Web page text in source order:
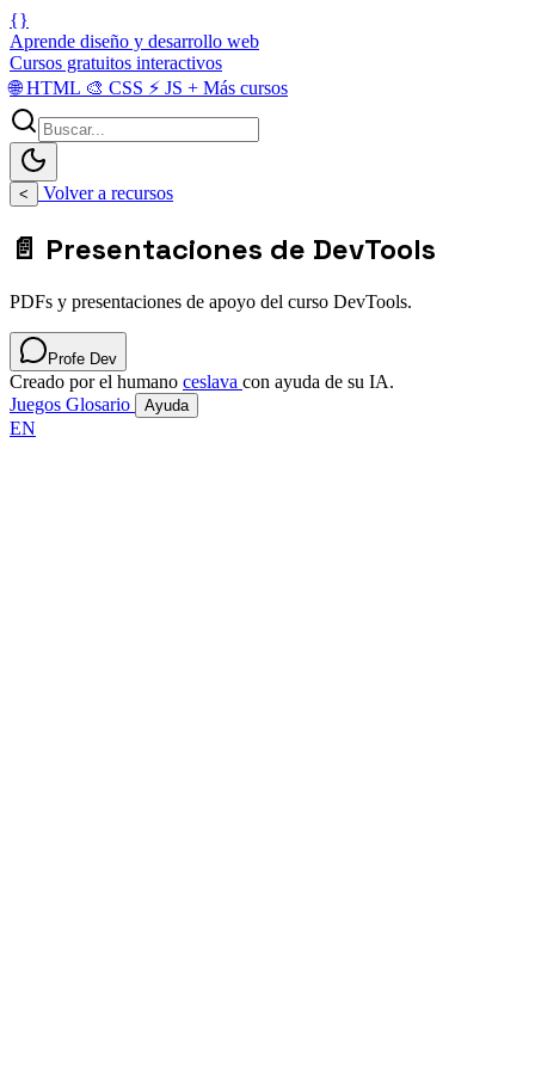
{}
Aprende diseño y desarrollo web
Cursos gratuitos interactivos
🌐HTML 🎨 CSS ⚡ JS + Más cursos
< Volver a recursos
📄 Presentaciones de DevTools
PDFs y presentaciones de apoyo del curso DevTools.
Profe Dev
Creado por el humano ceslava con ayuda de su IA.
Juegos Glosario Ayuda
EN